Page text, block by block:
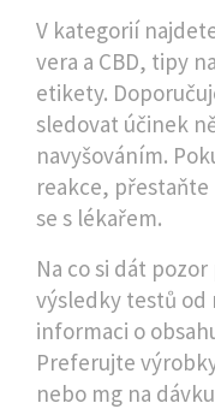
V kategorií
vera a CBD, tipy
etikety.
sledovat účinek
navyšováním.
reakce,
se s lékařem.
Na co si dát
výsledky testů od
informaci o
Preferujte
nebo mg na